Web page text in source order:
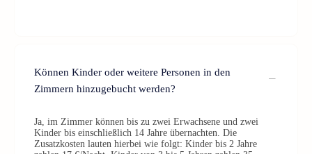
Können Kinder oder weitere Personen in den
Zimmern hinzugebucht werden?
Ja, im Zimmer können bis zu zwei Erwachsene und zwei
Kinder bis einschließlich 14 Jahre übernachten. Die
Zusatzkosten lauten hierbei wie folgt: Kinder bis 2 Jahre